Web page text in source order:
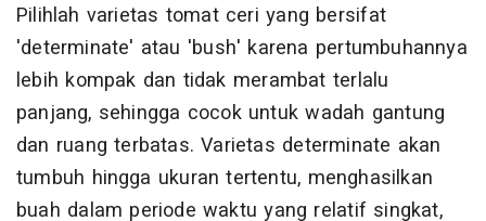
Pilihlah varietas tomat ceri yang bersifat
'determinate' atau 'bush' karena pertumbuhannya
lebih kompak dan tidak merambat terlalu
panjang, sehingga cocok untuk wadah gantung
dan ruang terbatas. Varietas determinate akan
tumbuh hingga ukuran tertentu, menghasilkan
buah dalam periode waktu yang relatif singkat,